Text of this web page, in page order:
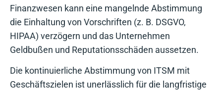
Finanzwesen kann eine mangelnde Abstimmung
die Einhaltung von Vorschriften (z. B. DSGVO,
HIPAA) verzögern und das Unternehmen
Geldbußen und Reputationsschäden aussetzen.
Die kontinuierliche Abstimmung von ITSM mit
Geschäftszielen ist unerlässlich für die langfristige